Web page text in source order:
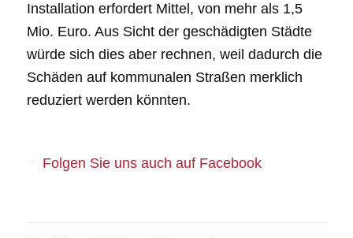
Installation erfordert Mittel, von mehr als 1,5
Mio. Euro. Aus Sicht der geschädigten Städte
würde sich dies aber rechnen, weil dadurch die
Schäden auf kommunalen Straßen merklich
reduziert werden könnten.
Folgen Sie uns auch auf Facebook